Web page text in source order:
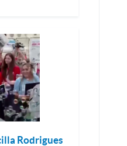
Rodrigues